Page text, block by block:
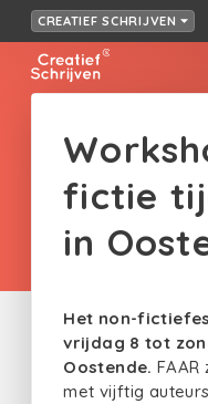
CREATIEF SCHRIJVEN
fictie
in
Het non-
vrijdag 8 tot
Oostende.
met vijftig